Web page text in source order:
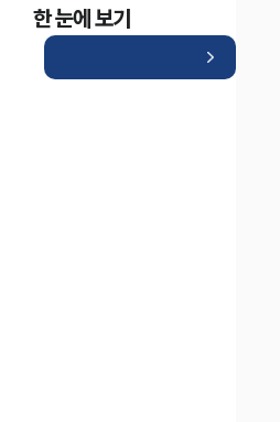
한 눈에 보기